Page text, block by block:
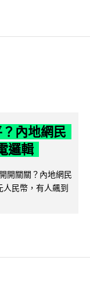
內地網民
邏輯
開關關？內地網民
民幣，有人飆到